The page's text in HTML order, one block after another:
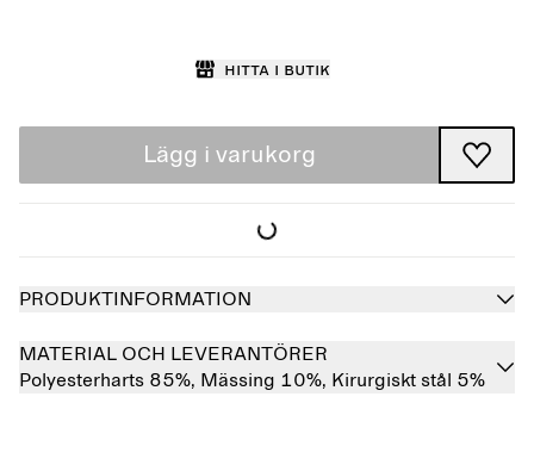
Hitta i butik
Lägg i varukorg
PRODUKTINFORMATION
MATERIAL OCH LEVERANTÖRER
Polyesterharts 85%, Mässing 10%, Kirurgiskt stål 5%